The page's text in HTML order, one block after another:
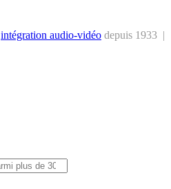
intégration audio-vidéo depuis 1933 |